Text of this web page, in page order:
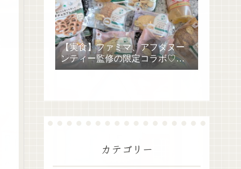
【実食】ファミマ、アフタヌー
ンティー監修の限定コラボ♡過
去最多全28種類が絶品過ぎた！
カテゴリー